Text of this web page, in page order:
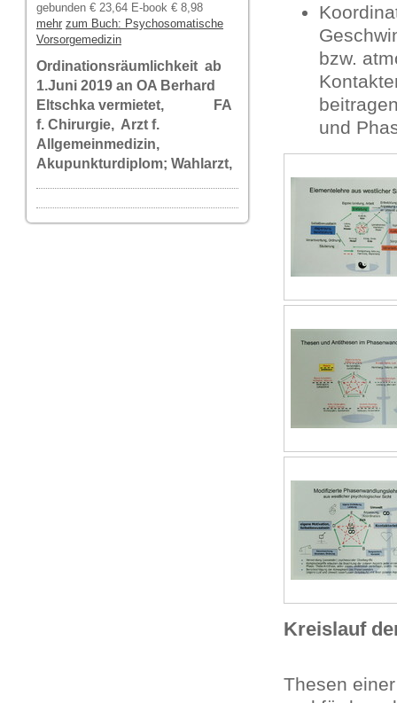
gebunden € 23,64 E-book € 8,98
mehr zum Buch: Psychosomatische
Vorsorgemedizin
Ordinationsräumlichkeit ab
1.Juni 2019 an OA Berhard
Eltschka vermietet, FA
f. Chirurgie, Arzt f.
Allgemeinmedizin,
Akupunkturdiplom; Wahlarzt,
bzw.
und
Kreislauf
Thesen